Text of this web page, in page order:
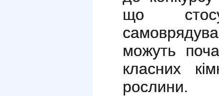
що
можуть
класних
рослини.